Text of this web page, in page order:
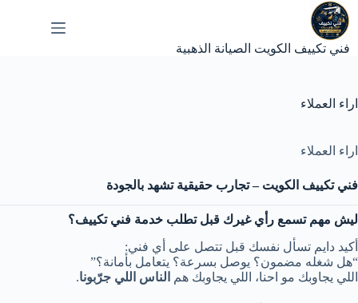
التجاوز
إلى
المحتوى
فني تكييف الكويت الصيانة الذهبية
اراء العملاء
اراء العملاء
فني تكييف الكويت – تجارب حقيقية تشهد بالجودة
ليش مهم تسمع رأي غيرك قبل تطلب خدمة فني تكييف؟
أكيد دايم تسأل نفسك قبل تتصل على أي فني:
“هل شغله مضمون؟ يوصل بسرعة؟ يتعامل بأمانة؟”
اللي يجاوبك مو احنا، اللي يجاوبك هم
الناس اللي جرّبونا.